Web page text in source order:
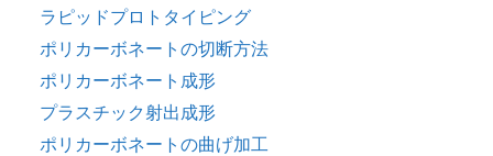
ラピッドプロトタイピング
ポリカーボネートの切断方法
ポリカーボネート成形
プラスチック射出成形
ポリカーボネートの曲げ加工